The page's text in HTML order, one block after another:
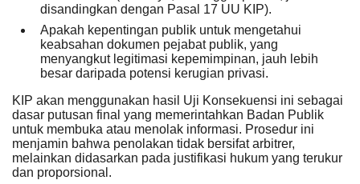
disandingkan dengan Pasal 17 UU KIP).
Apakah kepentingan publik untuk mengetahui
keabsahan dokumen pejabat publik, yang
menyangkut legitimasi kepemimpinan, jauh lebih
besar daripada potensi kerugian privasi.
KIP akan menggunakan hasil Uji Konsekuensi ini sebagai
dasar putusan final yang memerintahkan Badan Publik
untuk membuka atau menolak informasi. Prosedur ini
menjamin bahwa penolakan tidak bersifat arbitrer,
melainkan didasarkan pada justifikasi hukum yang terukur
dan proporsional.